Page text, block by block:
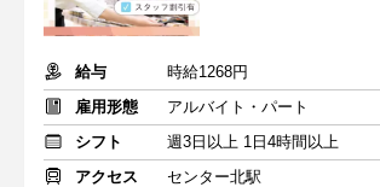
給与
時給1268円
雇用形態
アルバイト・パート
シフト
週3日以上 1日4時間以上
アクセス
センター北駅